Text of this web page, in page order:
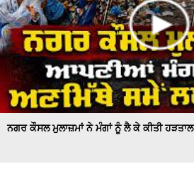
ਨਗਰ ਕੌਸਲ ਮੁਲਾਜ਼ਮਾਂ ਨੇ ਮੰਗਾਂ ਨੂੰ ਲੈ ਕੇ ਕੀਤੀ ਹੜਤਾਲ